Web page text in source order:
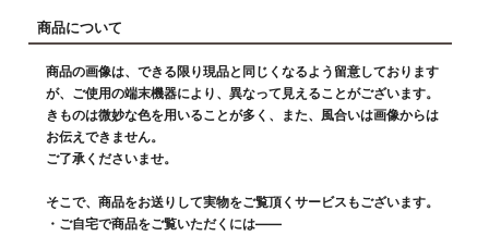
商品について
商品の画像は、できる限り現品と同じくなるよう留意しております
が、ご使用の端末機器により、異なって見えることがございます。
きものは微妙な色を用いることが多く、また、風合いは画像からは
お伝えできません。
ご了承くださいませ。
そこで、商品をお送りして実物をご覧頂くサービスもございます。
・ご自宅で商品をご覧いただくには――